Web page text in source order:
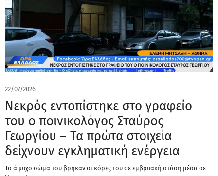
22/07/2026
Νεκρός εντοπίστηκε στο γραφείο
του ο ποινικολόγος Σταύρος
Γεωργίου – Τα πρώτα στοιχεία
δείχνουν εγκληματική ενέργεια
Το άψυχο σώμα του βρήκαν οι κόρες του σε εμβρυακή στάση μέσα σε